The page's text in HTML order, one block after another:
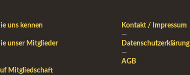
uns kennen
unser Mitglieder
Mitgliedschaft
Kontakt / Impressum
—
Datenschutzerklärung
—
AGB